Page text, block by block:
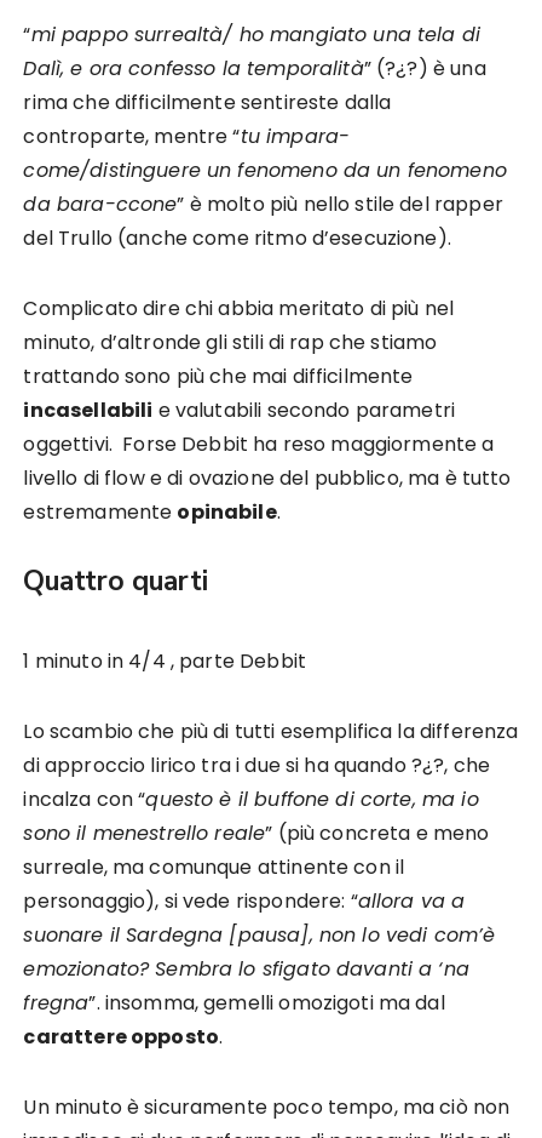
“mi pappo surrealtà/ ho mangiato una tela di
Dalì, e ora confesso la temporalità” (?¿?) è una
rima che difficilmente sentireste dalla
controparte, mentre “tu impara-
come/distinguere un fenomeno da un fenomeno
da bara-ccone” è molto più nello stile del rapper
del Trullo (anche come ritmo d’esecuzione).
Complicato dire chi abbia meritato di più nel
minuto, d’altronde gli stili di rap che stiamo
trattando sono più che mai difficilmente
incasellabili e valutabili secondo parametri
oggettivi. Forse Debbit ha reso maggiormente a
livello di flow e di ovazione del pubblico, ma è tutto
estremamente opinabile.
Quattro quarti
1 minuto in 4/4 , parte Debbit
Lo scambio che più di tutti esemplifica la differenza
di approccio lirico tra i due si ha quando ?¿?, che
incalza con “questo è il buffone di corte, ma io
sono il menestrello reale” (più concreta e meno
surreale, ma comunque attinente con il
personaggio), si vede rispondere: “allora va a
suonare il Sardegna [pausa], non lo vedi com’è
emozionato? Sembra lo sfigato davanti a ‘na
fregna”. insomma, gemelli omozigoti ma dal
carattere opposto.
Un minuto è sicuramente poco tempo, ma ciò non